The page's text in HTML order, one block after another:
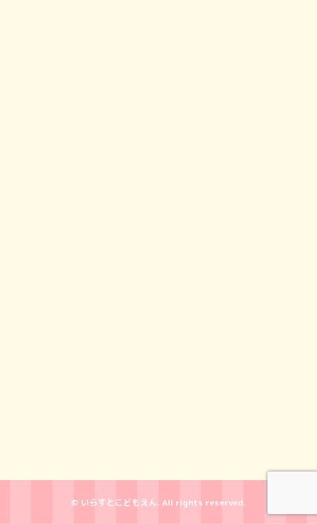
© いらすとこどもえん. All rights reserved.